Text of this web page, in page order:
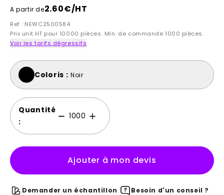
A partir de2.60€/HT
Ref : NEWC2500584
Prix unit.HT pour 10000 pièces. Min. de commande 1000 pièces.
Voir les tarifs dégressifs
Coloris : Noir
Quantité
:
Ajouter à mon devis
Demander un échantillon Besoin d'un conseil ?